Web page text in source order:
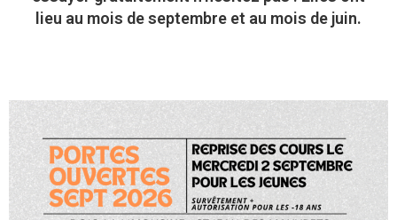
lieu au mois de septembre et au mois de juin.